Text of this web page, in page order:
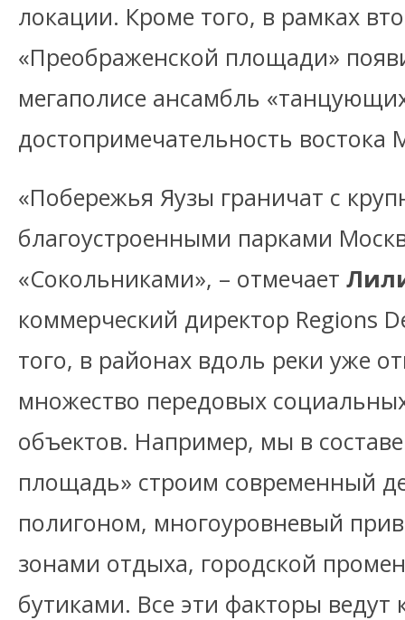
локации. Кроме того, в рамках
«Преображенской площади»
мегаполисе ансамбль
достопримечательность востока
«Побережья Яузы граничат с
благоустроенными парками
«Сокольниками», – отмечает
коммерческий директор Regions
того, в районах вдоль реки уже
множество передовых
объектов. Например, мы в
площадь» строим современный
полигоном, многоуровневый
зонами отдыха, городской
бутиками. Все эти факторы ведут